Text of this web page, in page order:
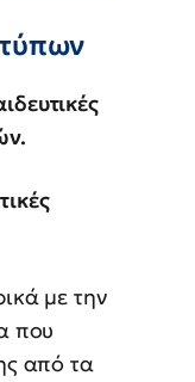
με την
που
από τα